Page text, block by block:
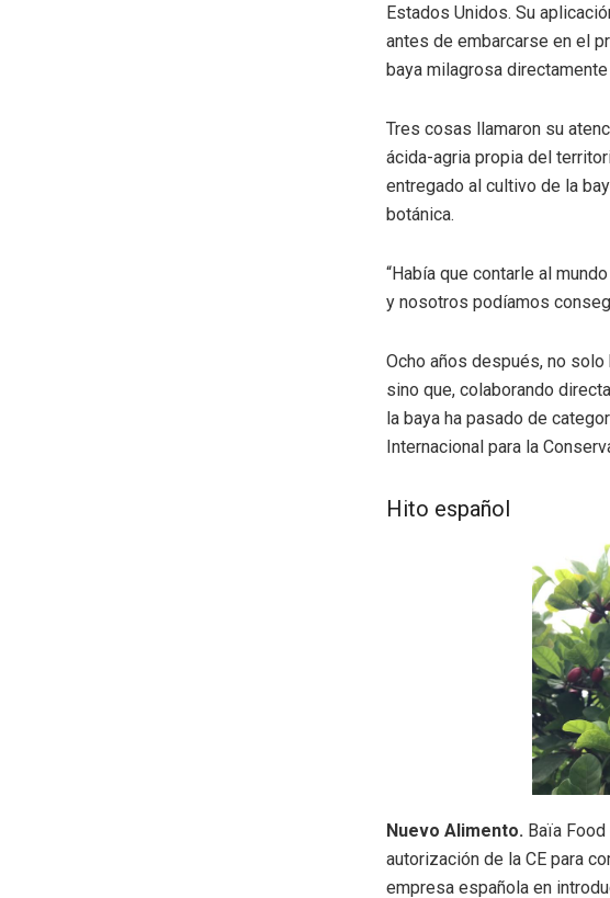
Estados Unidos. Su
antes de embarcarse en el
baya milagrosa directamente
Tres cosas llamaron su
ácida-agria propia del
entregado al cultivo de la
botánica.
“Había que contarle al
y nosotros podíamos
Ocho años después, no
sino que, colaborando
la baya ha pasado de
Internacional para la
Hito español
Nuevo Alimento. Baïa
autorización de la CE para
empresa española en